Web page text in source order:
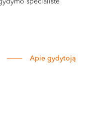
specialistė
Apie gydytoją